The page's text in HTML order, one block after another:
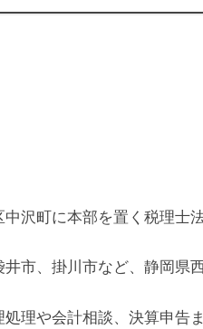
沢町に本部を置く税理士法
市、掛川市など、静岡県
理や会計相談、決算申告